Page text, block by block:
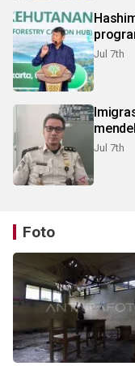
Jul 7th
Jul 7th
Foto